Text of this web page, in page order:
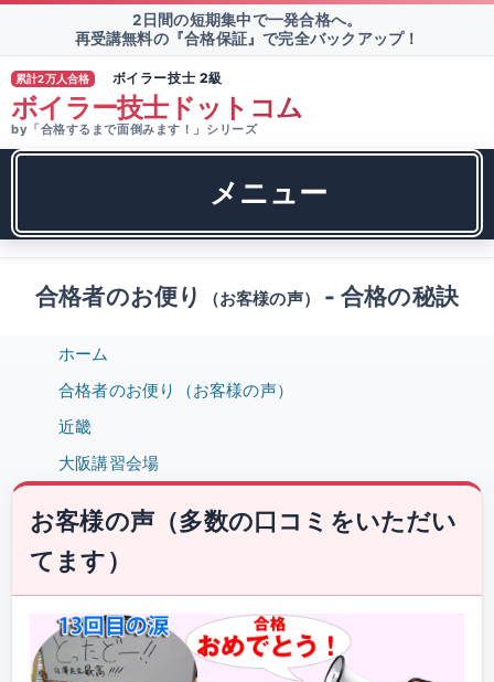
2日間の短期集中で一発合格へ。
再受講無料の『合格保証』で完全バックアップ！
累計2万人合格 ボイラー技士 2級
ボイラー技士ドットコム
by「合格するまで面倒みます！」シリーズ
メニュー
合格者のお便り （お客様の声） - 合格の秘訣
ホーム
合格者のお便り（お客様の声）
近畿
大阪講習会場
お客様の声（多数の口コミをいただい
てます）